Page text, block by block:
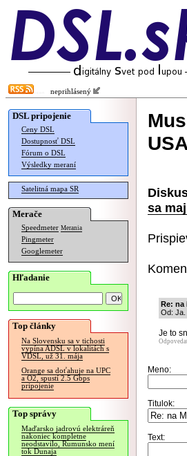
neprihlásený
DSL pripojenie
Ceny DSL
Dostupnosť DSL
Fórum o DSL
Výsledky meraní
Satelitná mapa SR
Merače
Speedmeter Merania
Pingmeter
Googlemeter
Hľadanie
Top články
Na Slovensku sa v tichosti
vypína ADSL v lokalitách s
VDSL, už 31. mája
Orange sa doťahuje na UPC
a O2, spustí 2.5 Gbps
pripojenie
Top správy
Maďarsko jadrovú elektráreň
nakoniec kompletne
neodstavilo, Rumunsko mení
tok Dunaja
sa
Re: na
Od: Ja.
Je to
Meno:
Titulok:
Text: